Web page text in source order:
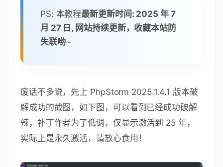
PS: 本教程最新更新时间: 2025 年 7
月 27 日, 网站持续更新，收藏本站防
失联哟~
废话不多说，先上 PhpStorm 2025.1.4.1 版本破
解成功的截图，如下图，可以看到已经成功破解
辣，补丁作者为了低调，仅显示激活到 25 年，
实际上是永久激活，请放心食用！